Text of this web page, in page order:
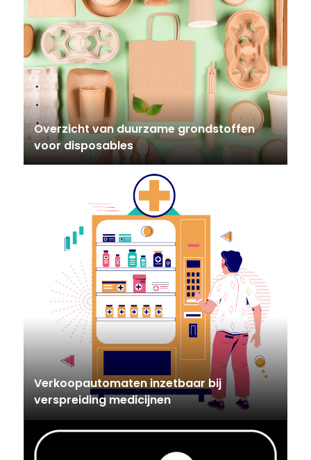
Overzicht van duurzame grondstoffen
voor disposables
Verkoopautomaten inzetbaar bij
verspreiding medicijnen